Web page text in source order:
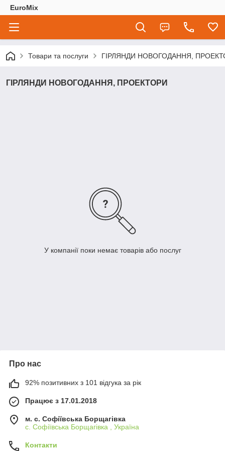
EuroMix
Товари та послуги ГІРЛЯНДИ НОВОГОДАННЯ,
ГІРЛЯНДИ НОВОГОДАННЯ, ПРОЕКТОРИ
У компанії поки немає товарів або послуг
Про нас
92% позитивних з 101 відгука за рік
Працює з 17.01.2018
м. c. Софіївська Борщагівка
c. Софіївська Борщагівка , Україна
Контакти